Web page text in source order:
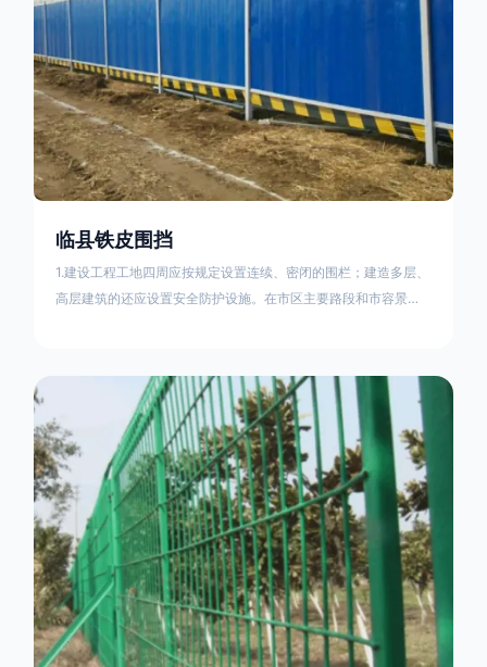
临县铁皮围挡
1.建设工程工地四周应按规定设置连续、密闭的围栏；建造多层、
高层建筑的还应设置安全防护设施。在市区主要路段和市容景观
料应保证围栏稳固、整洁、美观。市政工程项目工地，可按工程
进度分段设置围栏或按规定使用统一的连续性护栏设施。施工单
位不得在工地围栏外堆放建筑材料、垃圾和工程渣土。在